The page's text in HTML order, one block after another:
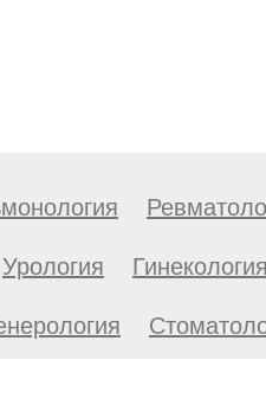
Урология